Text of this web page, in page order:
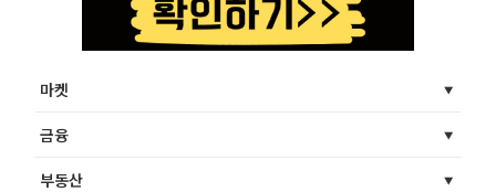
마켓
금융
부동산